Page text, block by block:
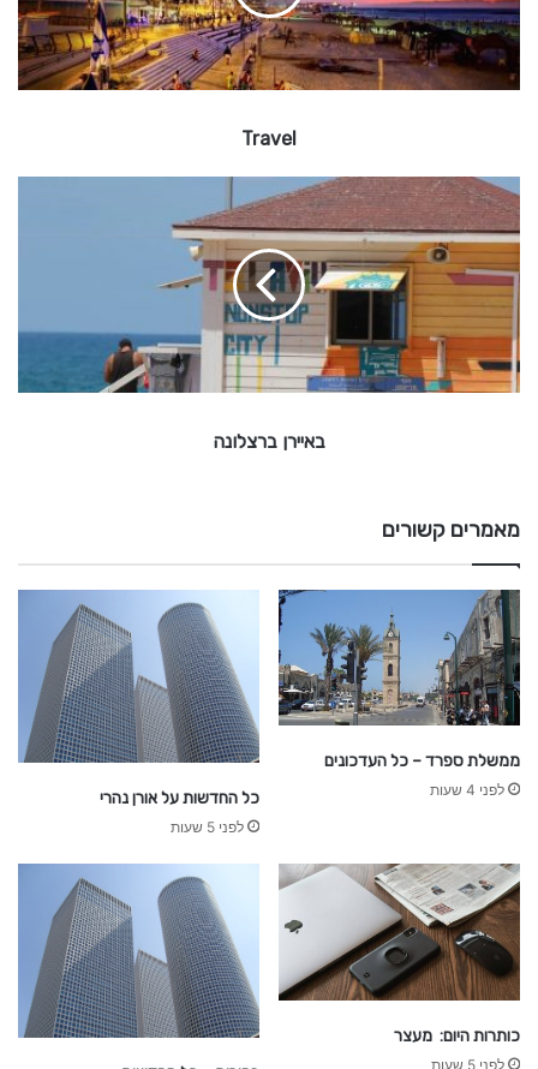
l
Travel
ב
א
י
י
ר
ב
ר
צ
באיירן ברצלונה
מאמרים קשורים
ממשלת ספרד – כל העדכונים
לפני 4 שעות כל החדשות על אורן נהרי
לפני 5 שעות
כותרות היום: מעצר
לפני 5 שעות